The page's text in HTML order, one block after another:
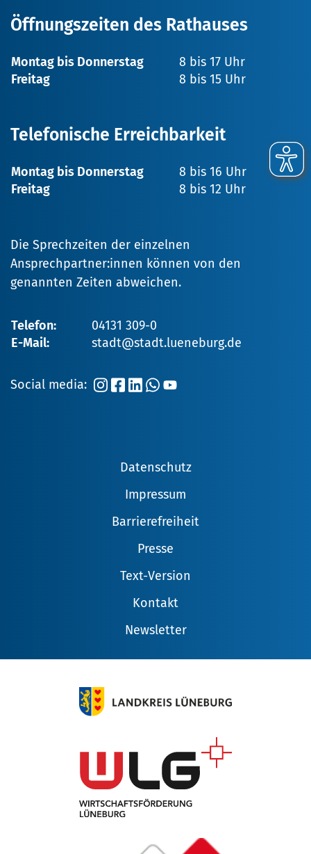
Öffnungszeiten des Rathauses
Montag bis Donnerstag
8 bis 17 Uhr
Freitag
8 bis 15 Uhr
Telefonische Erreichbarkeit
Montag bis Donnerstag
8 bis 16 Uhr
Freitag
8 bis 12 Uhr
Die Sprechzeiten der einzelnen
Ansprechpartner:innen können von den
genannten Zeiten abweichen.
Telefon:
04131 309-0
E-Mail:
stadt@stadt.lueneburg.de
Social media:
Datenschutz
Impressum
Barrierefreiheit
Presse
Text-Version
Kontakt
Newsletter